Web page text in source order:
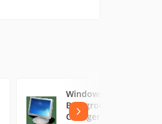
Windows 7 Logon
Background
Changer